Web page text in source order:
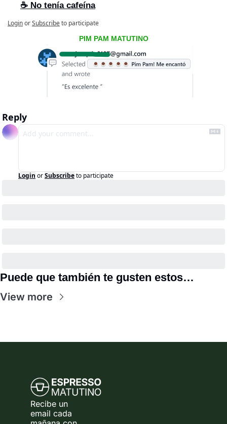
☕ No tenía cafeína
LoginorSubscribeto participate
PIM PAM MATUTINO
Reply
Login orSubscribeto participate
Puede que también te gusten estos…
View more
Recibe un
email cada